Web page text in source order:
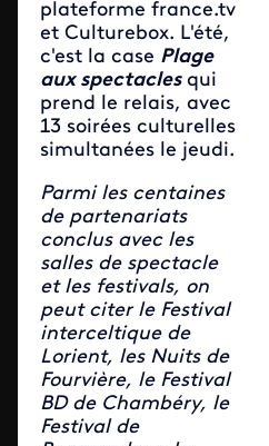
plateforme france.tv
et Culturebox. L'été,
c'est la case Plage
aux spectaclesqui
prend le relais, avec
13 soirées culturelles
simultanées le jeudi.
Parmi les centaines
de partenariats
conclus avec les
salles de spectacle
et les festivals, on
peut citer le Festival
interceltique de
Lorient, les Nuits de
Fourvière, le Festival
BD de Chambéry, le
Festival de